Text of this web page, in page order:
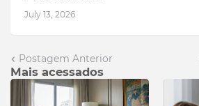
July 13, 2026
Postagem Anterior
Mais acessados